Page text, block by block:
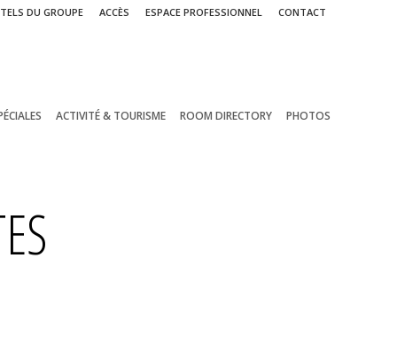
DU GROUPE ACCÈS ESPACE PROFESSIONNEL CONTACT
ACTIVITÉ & TOURISME ROOM DIRECTORY PHOTOS